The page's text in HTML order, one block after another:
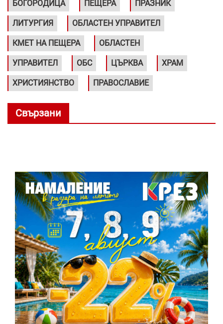
БОГОРОДИЦА ПЕЩЕРА ПРАЗНИК
ЛИТУРГИЯ ОБЛАСТЕН УПРАВИТЕЛ
КМЕТ НА ПЕЩЕРА ОБЛАСТЕН
УПРАВИТЕЛ ОБС ЦЪРКВА ХРАМ
ХРИСТИЯНСТВО ПРАВОСЛАВИЕ
Свързани